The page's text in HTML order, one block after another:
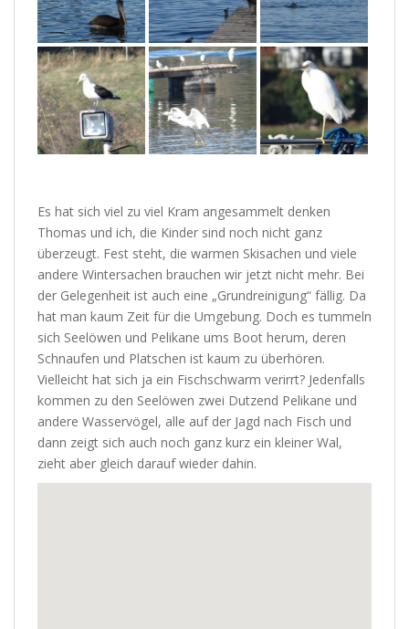
Es hat sich viel zu viel Kram angesammelt denken
Thomas und ich, die Kinder sind noch nicht ganz
überzeugt. Fest steht, die warmen Skisachen und viele
andere Wintersachen brauchen wir jetzt nicht mehr. Bei
der Gelegenheit ist auch eine „Grundreinigung“ fällig. Da
hat man kaum Zeit für die Umgebung. Doch es tummeln
sich Seelöwen und Pelikane ums Boot herum, deren
Schnaufen und Platschen ist kaum zu überhören.
Vielleicht hat sich ja ein Fischschwarm verirrt? Jedenfalls
kommen zu den Seelöwen zwei Dutzend Pelikane und
andere Wasservögel, alle auf der Jagd nach Fisch und
dann zeigt sich auch noch ganz kurz ein kleiner Wal,
zieht aber gleich darauf wieder dahin.